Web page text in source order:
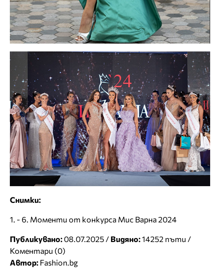
Снимки:
1. - 6. Моменти от конкурса Мис Варна 2024
Публикувано: 08.07.2025 / Видяно:14252 пъти /
Коментари (0)
Автор: Fashion.bg